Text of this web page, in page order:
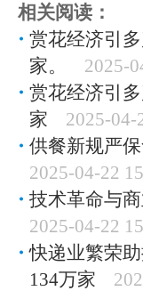
相关阅读：
赏花经济引
家。
2025-
赏花经济引
家
2025-04-
供餐新规严
2025-04-22
技术革命与
2025-04-22
快递业繁荣
134万家